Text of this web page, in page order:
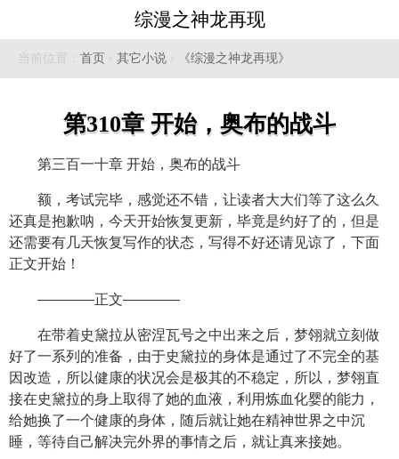
综漫之神龙再现
当前位置： 首页 › 其它小说 › 《综漫之神龙再现》
第310章 开始，奥布的战斗
第三百一十章 开始，奥布的战斗
额，考试完毕，感觉还不错，让读者大大们等了这么久
还真是抱歉呐，今天开始恢复更新，毕竟是约好了的，但是
还需要有几天恢复写作的状态，写得不好还请见谅了，下面
正文开始！
————正文————
在带着史黛拉从密涅瓦号之中出来之后，梦翎就立刻做
好了一系列的准备，由于史黛拉的身体是通过了不完全的基
因改造，所以健康的状况会是极其的不稳定，所以，梦翎直
接在史黛拉的身上取得了她的血液，利用炼血化婴的能力，
给她换了一个健康的身体，随后就让她在精神世界之中沉
睡，等待自己解决完外界的事情之后，就让真来接她。